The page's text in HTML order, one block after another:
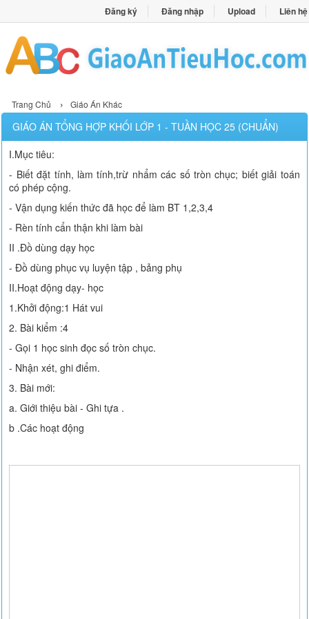
Đăng ký Đăng nhập Upload Liên hệ
Trang Chủ › Giáo Án Khác
GIÁO ÁN TỔNG HỢP KHỐI LỚP 1 - TUẦN HỌC 25 (CHUẨN)
I.Mục tiêu:
- Biết đặt tính, làm tính,trừ nhẩm các số tròn chục; biết giải toán
có phép cộng.
- Vận dụng kiến thức đã học để làm BT 1,2,3,4
- Rèn tính cẩn thận khi làm bài
II .Đồ dùng dạy học
- Đồ dùng phục vụ luyện tập , bảng phụ
II.Hoạt động dạy- học
1.Khởi động:1 Hát vui
2. Bài kiểm :4
- Gọi 1 học sinh đọc số tròn chục.
- Nhận xét, ghi điểm.
3. Bài mới:
a. Giới thiệu bài - Ghi tựa .
b .Các hoạt động